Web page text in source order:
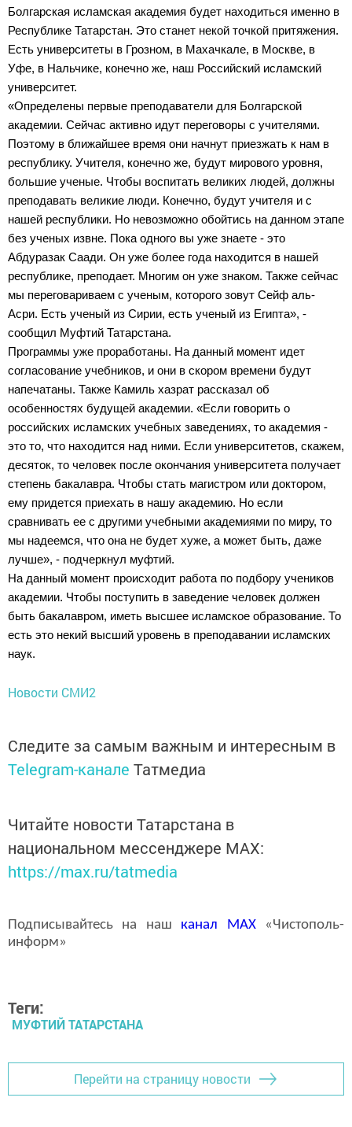
Болгарская исламская академия будет находиться именно в
Республике Татарстан. Это станет некой точкой притяжения.
Есть университеты в Грозном, в Махачкале, в Москве, в
Уфе, в Нальчике, конечно же, наш Российский исламский
университет.
«Определены первые преподаватели для Болгарской
академии. Сейчас активно идут переговоры с учителями.
Поэтому в ближайшее время они начнут приезжать к нам в
республику. Учителя, конечно же, будут мирового уровня,
большие ученые. Чтобы воспитать великих людей, должны
преподавать великие люди. Конечно, будут учителя и с
нашей республики. Но невозможно обойтись на данном этапе
без ученых извне. Пока одного вы уже знаете - это
Абдуразак Саади. Он уже более года находится в нашей
республике, преподает. Многим он уже знаком. Также сейчас
мы переговариваем с ученым, которого зовут Сейф аль-
Асри. Есть ученый из Сирии, есть ученый из Египта», -
сообщил Муфтий Татарстана.
Программы уже проработаны. На данный момент идет
согласование учебников, и они в скором времени будут
напечатаны. Также Камиль хазрат рассказал об
особенностях будущей академии. «Если говорить о
российских исламских учебных заведениях, то академия -
это то, что находится над ними. Если университетов, скажем,
десяток, то человек после окончания университета получает
степень бакалавра. Чтобы стать магистром или доктором,
ему придется приехать в нашу академию. Но если
сравнивать ее с другими учебными академиями по миру, то
мы надеемся, что она не будет хуже, а может быть, даже
лучше», - подчеркнул муфтий.
На данный момент происходит работа по подбору учеников
академии. Чтобы поступить в заведение человек должен
быть бакалавром, иметь высшее исламское образование. То
есть это некий высший уровень в преподавании исламских
наук.
Новости СМИ2
Следите за самым важным и интересным в
Telegram-канале Татмедиа
Читайте новости Татарстана в
национальном мессенджере MАХ:
https://max.ru/tatmedia
Подписывайтесь на наш канал MAX«Чистополь-
информ»
Теги:
МУФТИЙ ТАТАРСТАНА
Перейти на страницу новости